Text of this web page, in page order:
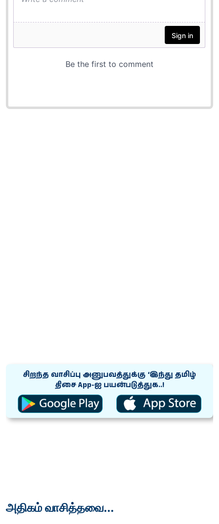
சிறந்த வாசிப்பு அனுபவத்துக்கு ‘இந்து தமிழ்
திசை App-ஐ பயன்படுத்துக..!
அதிகம் வாசித்தவை...